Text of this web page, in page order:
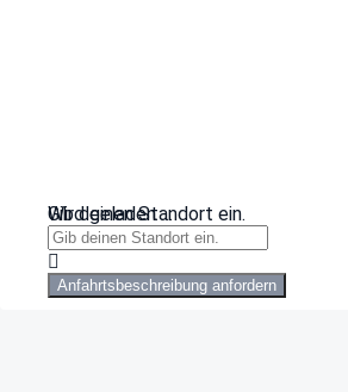
Wird geladen …
Gib deinen Standort ein.
Anfahrtsbeschreibung anfordern